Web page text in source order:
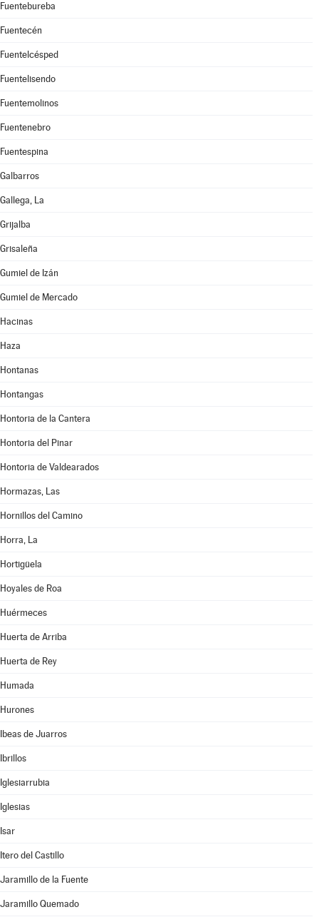
Fuentebureba
Fuentecén
Fuentelcésped
Fuentelisendo
Fuentemolinos
Fuentenebro
Fuentespina
Galbarros
Gallega, La
Grijalba
Grisaleña
Gumiel de Izán
Gumiel de Mercado
Hacinas
Haza
Hontanas
Hontangas
Hontoria de la Cantera
Hontoria del Pinar
Hontoria de Valdearados
Hormazas, Las
Hornillos del Camino
Horra, La
Hortigüela
Hoyales de Roa
Huérmeces
Huerta de Arriba
Huerta de Rey
Humada
Hurones
Ibeas de Juarros
Ibrillos
Iglesiarrubia
Iglesias
Isar
Itero del Castillo
Jaramillo de la Fuente
Jaramillo Quemado